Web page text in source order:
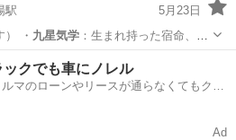
駅
5月23日
・ 九星気学：生まれ持った宿命、運
占い
ックでも車にノレル
マのローンやリースが通らなくてもクル
Ad